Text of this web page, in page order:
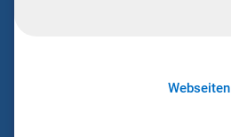
Webseiten